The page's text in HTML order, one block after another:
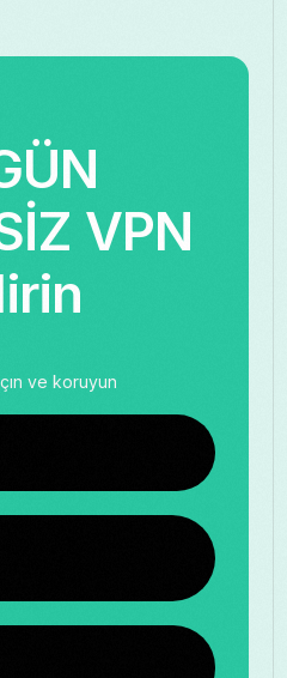
VPN
ve koruyun